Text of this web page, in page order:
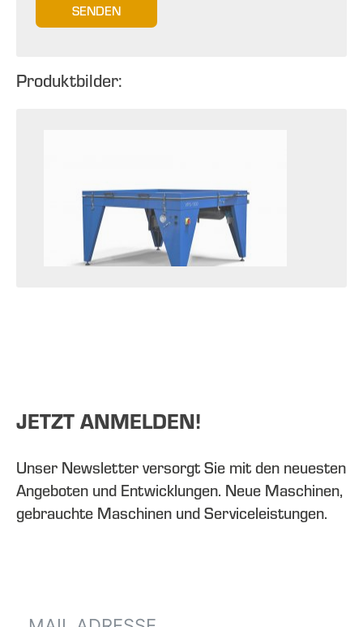
SENDEN
Produktbilder:
JETZT ANMELDEN!
Unser Newsletter versorgt Sie mit den neuesten
Angeboten und Entwicklungen. Neue Maschinen,
gebrauchte Maschinen und Serviceleistungen.